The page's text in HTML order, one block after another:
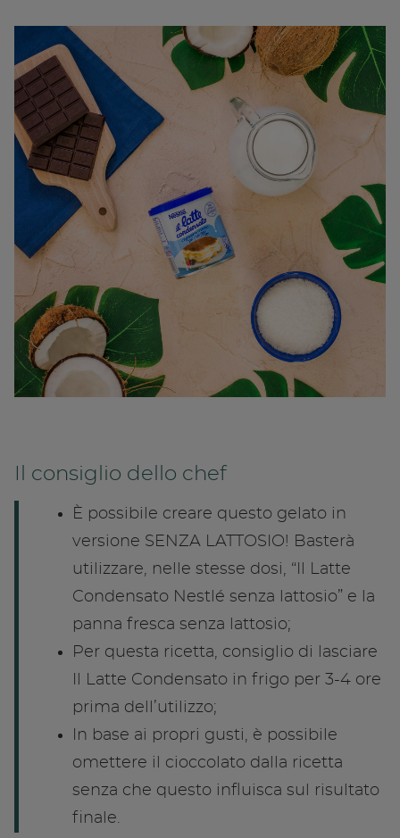
Il consiglio dello chef
È possibile creare questo gelato in
versione SENZA LATTOSIO! Basterà
utilizzare, nelle stesse dosi, “Il Latte
Condensato Nestlé senza lattosio” e la
panna fresca senza lattosio;
Per questa ricetta, consiglio di lasciare
Il Latte Condensato in frigo per 3-4 ore
prima dell’utilizzo;
In base ai propri gusti, è possibile
omettere il cioccolato dalla ricetta
senza che questo influisca sul risultato
finale.